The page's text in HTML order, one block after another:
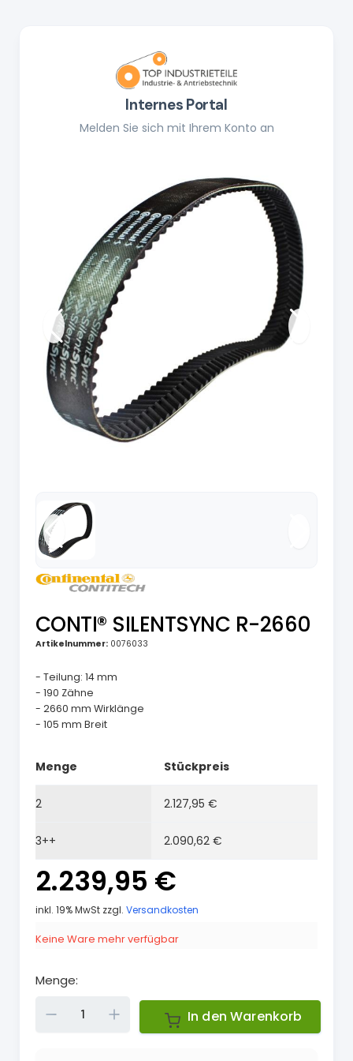
Internes Portal
Melden Sie sich mit Ihrem Konto an
CONTI® SILENTSYNC R-2660
Artikelnummer: 0076033
- Teilung: 14 mm
- 190 Zähne
- 2660 mm Wirklänge
- 105 mm Breit
Menge Stückpreis
2 2.127,95 €
3++ 2.090,62 €
2.239,95 €
inkl. 19% MwSt zzgl. Versandkosten
Keine Ware mehr verfügbar
Menge:
Down In den Warenkorb